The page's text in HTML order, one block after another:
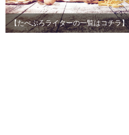
【たべぷろライターの一覧はコチラ】